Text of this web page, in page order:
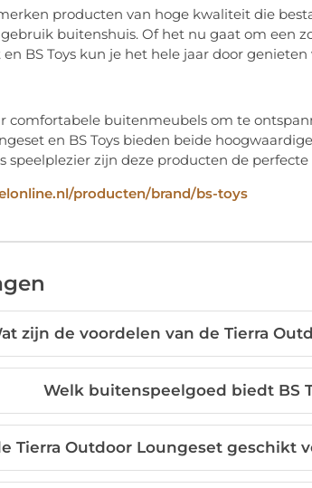
producten van hoge kwaliteit die
buitenshuis. Of het nu gaat om een
BS Toys kun je het hele jaar door
comfortabele buitenmeubels om te
en BS Toys bieden beide
speelplezier zijn deze producten de
producten/brand/bs-toys
zijn de voordelen van de Tierra
Welk buitenspeelgoed biedt BS
Tierra Outdoor Loungeset geschikt